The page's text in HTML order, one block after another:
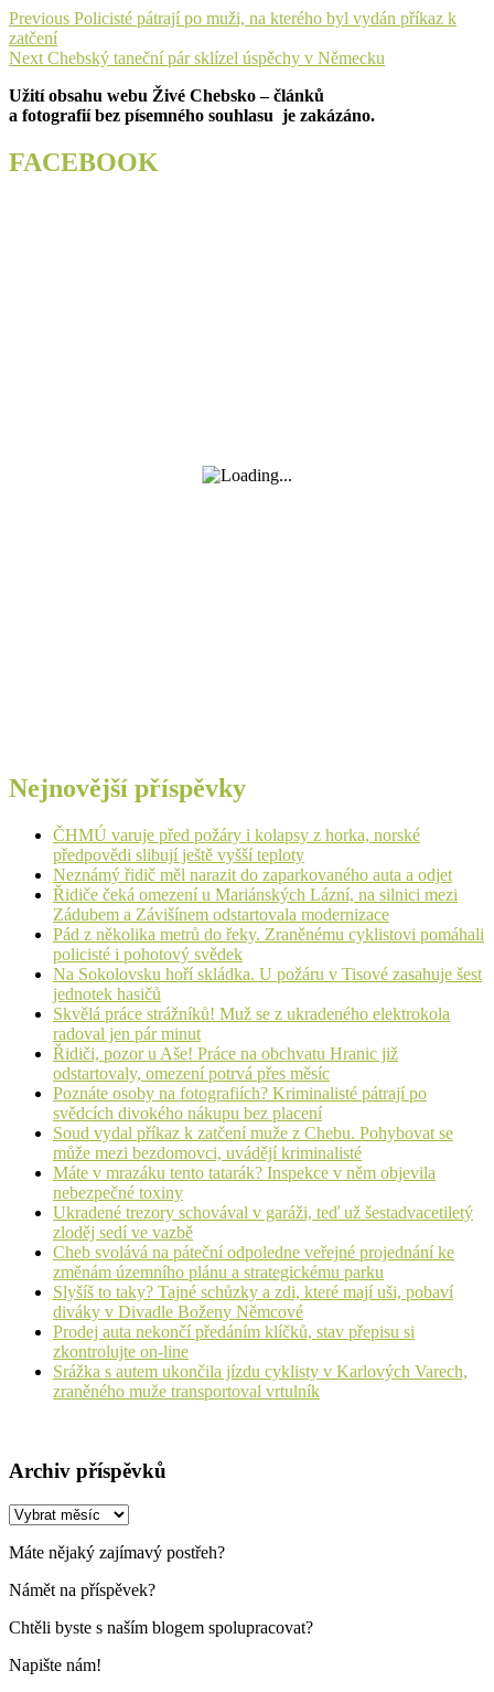
Navigace
pro
příspěvek
Previous Previous
Policisté pátrají po muži, na kterého byl vydán příkaz k
zatčení
Next Next
Chebský taneční pár sklízel úspěchy v Německu
Užití obsahu webu Živé Chebsko – článků
a fotografií bez písemného souhlasu je zakázáno.
FACEBOOK
Nejnovější příspěvky
ČHMÚ varuje před požáry i kolapsy z horka, norské
předpovědi slibují ještě vyšší teploty
Neznámý řidič měl narazit do zaparkovaného auta a odjet
Řidiče čeká omezení u Mariánských Lázní, na silnici mezi
Zádubem a Závišínem odstartovala modernizace
Pád z několika metrů do řeky. Zraněnému cyklistovi pomáhali
policisté i pohotový svědek
Na Sokolovsku hoří skládka. U požáru v Tisové zasahuje šest
jednotek hasičů
Skvělá práce strážníků! Muž se z ukradeného elektrokola
radoval jen pár minut
Řidiči, pozor u Aše! Práce na obchvatu Hranic již
odstartovaly, omezení potrvá přes měsíc
Poznáte osoby na fotografiích? Kriminalisté pátrají po
svědcích divokého nákupu bez placení
Soud vydal příkaz k zatčení muže z Chebu. Pohybovat se
může mezi bezdomovci, uvádějí kriminalisté
Máte v mrazáku tento tatarák? Inspekce v něm objevila
nebezpečné toxiny
Ukradené trezory schovával v garáži, teď už šestadvacetiletý
zloděj sedí ve vazbě
Cheb svolává na páteční odpoledne veřejné projednání ke
změnám územního plánu a strategickému parku
Slyšíš to taky? Tajné schůzky a zdi, které mají uši, pobaví
diváky v Divadle Boženy Němcové
Prodej auta nekončí předáním klíčků, stav přepisu si
zkontrolujte on-line
Srážka s autem ukončila jízdu cyklisty v Karlových Varech,
zraněného muže transportoval vrtulník
Archiv příspěvků
Archiv
Máte nějaký zajímavý postřeh?
Námět na příspěvek?
Chtěli byste s naším blogem spolupracovat?
Napište nám!